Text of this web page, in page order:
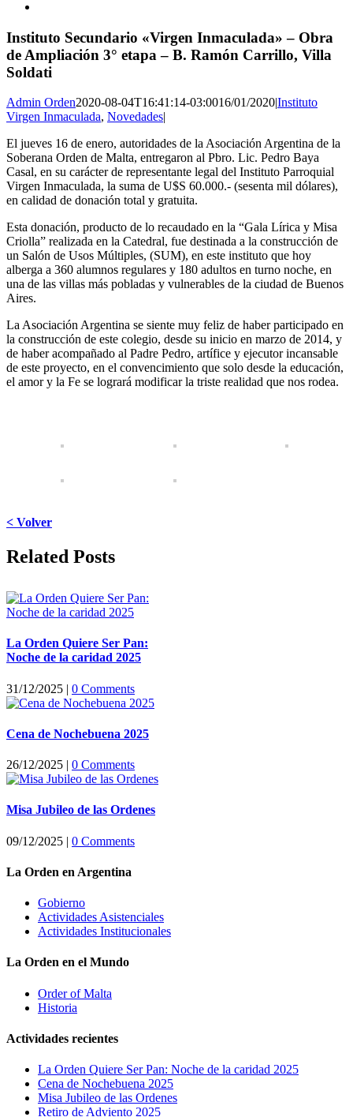
Instituto Secundario «Virgen Inmaculada» – Obra
de Ampliación 3° etapa – B. Ramón Carrillo, Villa
Soldati
Admin Orden2020-08-04T16:41:14-03:0016/01/2020|Instituto
Virgen Inmaculada, Novedades|
El jueves 16 de enero, autoridades de la Asociación Argentina de la
Soberana Orden de Malta, entregaron al Pbro. Lic. Pedro Baya
Casal, en su carácter de representante legal del Instituto Parroquial
Virgen Inmaculada, la suma de U$S 60.000.- (sesenta mil dólares),
en calidad de donación total y gratuita.
Esta donación, producto de lo recaudado en la “Gala Lírica y Misa
Criolla” realizada en la Catedral, fue destinada a la construcción de
un Salón de Usos Múltiples, (SUM), en este instituto que hoy
alberga a 360 alumnos regulares y 180 adultos en turno noche, en
una de las villas más pobladas y vulnerables de la ciudad de Buenos
Aires.
La Asociación Argentina se siente muy feliz de haber participado en
la construcción de este colegio, desde su inicio en marzo de 2014, y
de haber acompañado al Padre Pedro, artífice y ejecutor incansable
de este proyecto, en el convencimiento que solo desde la educación,
el amor y la Fe se logrará modificar la triste realidad que nos rodea.
< Volver
Facebook
X
LinkedIn
WhatsApp
Pinterest
Email
Related Posts
La Orden Quiere Ser Pan:
Noche de la caridad 2025
31/12/2025 | 0 Comments
Cena de Nochebuena 2025
26/12/2025 | 0 Comments
Misa Jubileo de las Ordenes
09/12/2025 | 0 Comments
La Orden en Argentina
Gobierno
Actividades Asistenciales
Actividades Institucionales
La Orden en el Mundo
Order of Malta
Historia
Actividades recientes
La Orden Quiere Ser Pan: Noche de la caridad 2025
Cena de Nochebuena 2025
Misa Jubileo de las Ordenes
Retiro de Adviento 2025